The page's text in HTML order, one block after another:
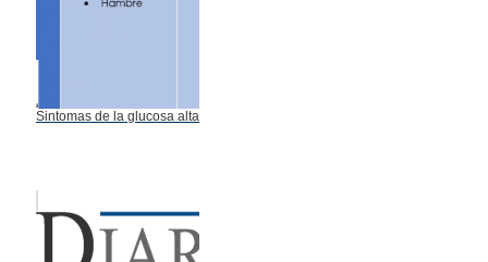
Sintomas de la glucosa alta